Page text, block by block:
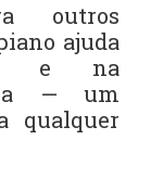
outros
ajuda
e na
— um
qualquer